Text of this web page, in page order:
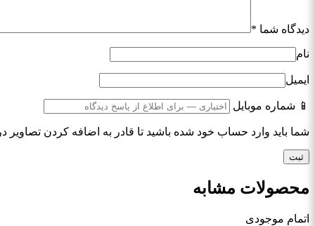
دیدگاه شما *
نام
ایمیل
📱 شماره موبایل
شما باید وارد حساب خود شده باشید تا قادر به اضافه کردن تصاویر
محصولات مشابه
اتمام موجودی